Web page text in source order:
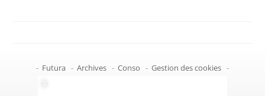
- Futura - Archives - Conso - Gestion des cookies -